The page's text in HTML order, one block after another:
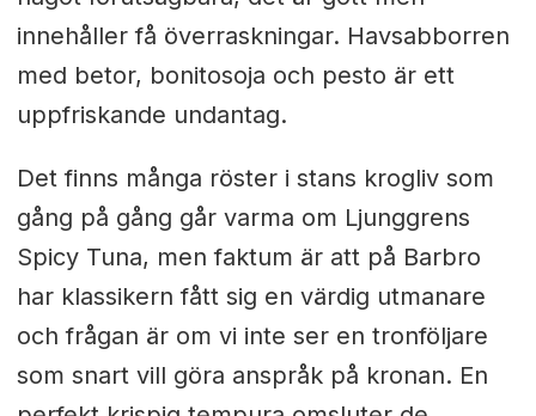
innehåller få överraskningar. Havsabborren
med betor, bonitosoja och pesto är ett
uppfriskande undantag.
Det finns många röster i stans krogliv som
gång på gång går varma om Ljunggrens
Spicy Tuna, men faktum är att på Barbro
har klassikern fått sig en värdig utmanare
och frågan är om vi inte ser en tronföljare
som snart vill göra anspråk på kronan. En